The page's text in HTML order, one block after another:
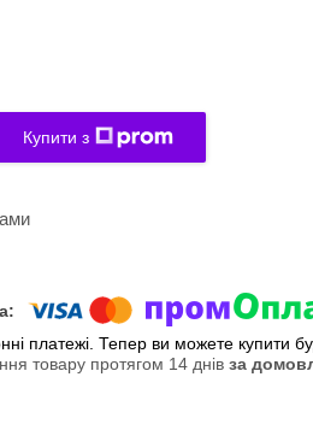
Купити з
платежі. Тепер ви можете купити
товару протягом 14 днів за